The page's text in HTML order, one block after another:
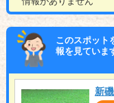
このスポット
報を見ていま
新